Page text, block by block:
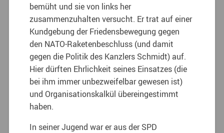
bemüht und sie von links her
zusammenzuhalten versucht. Er trat auf einer
Kundgebung der Friedensbewegung gegen
den NATO-Raketenbeschluss (und damit
gegen die Politik des Kanzlers Schmidt) auf.
Hier dürften Ehrlichkeit seines Einsatzes (die
bei ihm immer unbezweifelbar gewesen ist)
und Organisationskalkül übereingestimmt
haben.
In seiner Jugend war er aus der SPD